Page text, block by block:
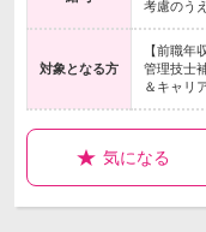
考慮のう
対象となる方
【前職年
管理技士
＆キャリ
気になる